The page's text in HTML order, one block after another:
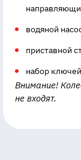
водяной
приставной
набор
Внимание!
не входят.